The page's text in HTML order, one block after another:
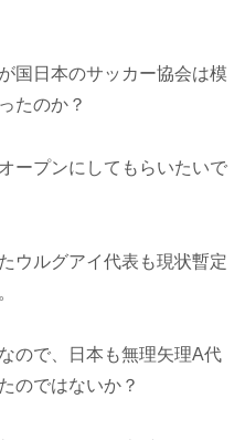
国日本のサッカー協会は模
たのか？
ープンにしてもらいたいで
ウルグアイ代表も現状暫定
ので、日本も無理矢理A代
のではないか？